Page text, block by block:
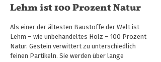
Lehm ist 100 Prozent Natur
Als einer der ältesten Baustoffe der Welt ist
Lehm – wie unbehandeltes Holz – 100 Prozent
Natur. Gestein verwittert zu unterschiedlich
feinen Partikeln. Sie werden über lange